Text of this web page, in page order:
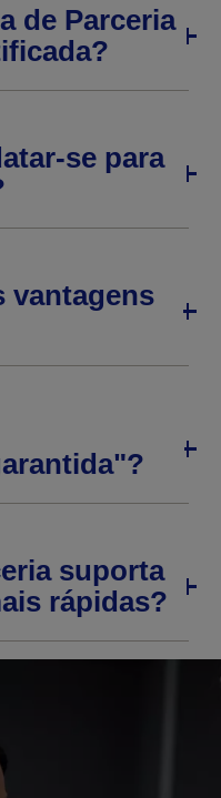
de Parceria
se para
vantagens
suporta
rápidas?